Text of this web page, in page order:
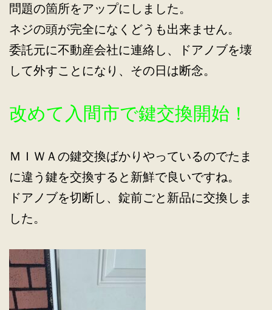
問題の箇所をアップにしました。
ネジの頭が完全になくどうも出来ません。
委託元に不動産会社に連絡し、ドアノブを壊
して外すことになり、その日は断念。
改めて入間市で鍵交換開始！
ＭＩＷＡの鍵交換ばかりやっているのでたま
に違う鍵を交換すると新鮮で良いですね。
ドアノブを切断し、錠前ごと新品に交換しま
した。